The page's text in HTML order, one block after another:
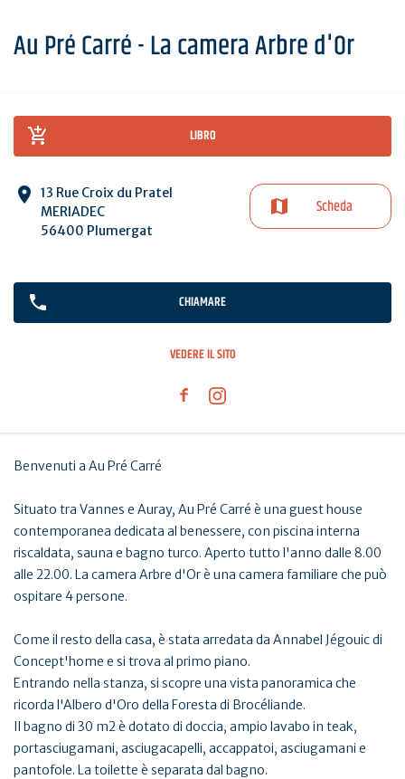
Au Pré Carré - La camera Arbre d'Or
LIBRO
13 Rue Croix du Pratel
MERIADEC
56400 Plumergat
Scheda
CHIAMARE
VEDERE IL SITO
Benvenuti a Au Pré Carré
Situato tra Vannes e Auray, Au Pré Carré è una guest house
contemporanea dedicata al benessere, con piscina interna
riscaldata, sauna e bagno turco. Aperto tutto l'anno dalle 8.00
alle 22.00. La camera Arbre d'Or è una camera familiare che può
ospitare 4 persone.
Come il resto della casa, è stata arredata da Annabel Jégouic di
Concept'home e si trova al primo piano.
Entrando nella stanza, si scopre una vista panoramica che
ricorda l'Albero d'Oro della Foresta di Brocéliande.
Il bagno di 30 m2 è dotato di doccia, ampio lavabo in teak,
portasciugamani, asciugacapelli, accappatoi, asciugamani e
pantofole. La toilette è separata dal bagno.